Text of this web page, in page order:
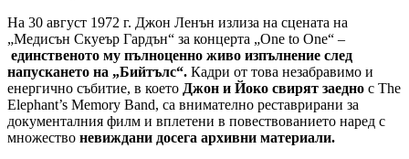
На 30 август 1972 г. Джон Ленън излиза на сцената на
„Медисън Скуеър Гардън“ за концерта „One to One“ –
единственото му пълноценно живо изпълнение след
напускането на „Бийтълс“. Кадри от това незабравимо и
енергично събитие, в което Джон и Йоко свирят заедно с The
Elephant’s Memory Band, са внимателно реставрирани за
документалния филм и вплетени в повествованието наред с
множество невиждани досега архивни материали.